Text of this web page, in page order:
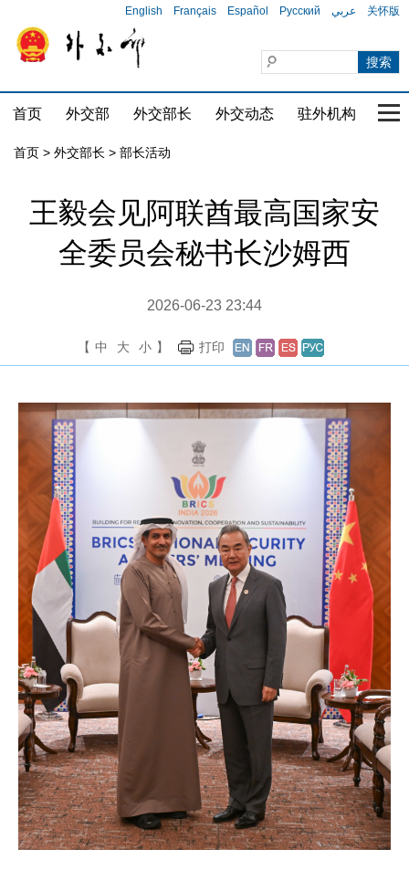
English Français Español Русский عربي 关怀版
首页 外交部 外交部长 外交动态 驻外机构 国
首页 > 外交部长 > 部长活动
王毅会见阿联酋最高国家安
全委员会秘书长沙姆西
2026-06-23 23:44
【 中 大 小 】 打印